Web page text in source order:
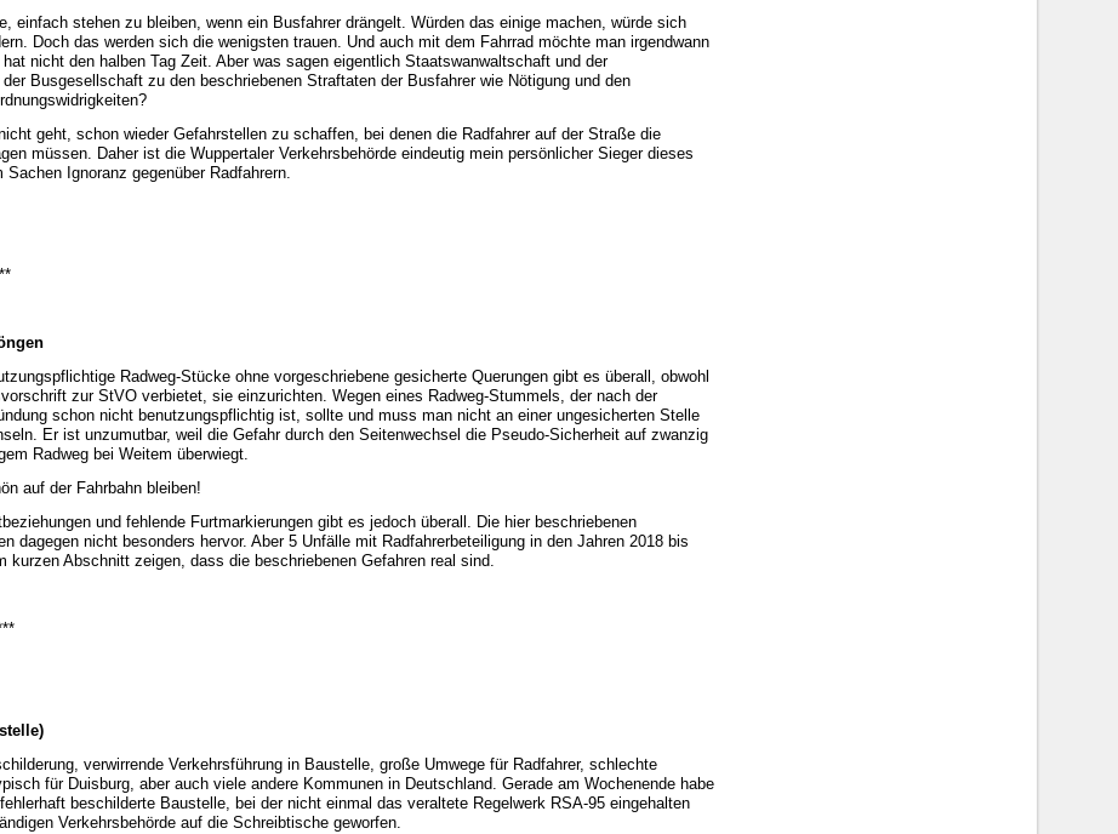
einfach stehen zu bleiben, wenn ein Busfahrer drängelt. Würden das einige machen, würde sich
Doch das werden sich die wenigsten trauen. Und auch mit dem Fahrrad möchte man irgendwann
nicht den halben Tag Zeit. Aber was sagen eigentlich Staatswanwaltschaft und der
der Busgesellschaft zu den beschriebenen Straftaten der Busfahrer wie Nötigung und den
geht, schon wieder Gefahrstellen zu schaffen, bei denen die Radfahrer auf der Straße die
müssen. Daher ist die Wuppertaler Verkehrsbehörde eindeutig mein persönlicher Sieger dieses
Sachen Ignoranz gegenüber Radfahrern.
Radweg-Stücke ohne vorgeschriebene gesicherte Querungen gibt es überall, obwohl
zur StVO verbietet, sie einzurichten. Wegen eines Radweg-Stummels, der nach der
schon nicht benutzungspflichtig ist, sollte und muss man nicht an einer ungesicherten Stelle
Er ist unzumutbar, weil die Gefahr durch den Seitenwechsel die Pseudo-Sicherheit auf zwanzig
Radweg bei Weitem überwiegt.
auf der Fahrbahn bleiben!
und fehlende Furtmarkierungen gibt es jedoch überall. Die hier beschriebenen
dagegen nicht besonders hervor. Aber 5 Unfälle mit Radfahrerbeteiligung in den Jahren 2018 bis
kurzen Abschnitt zeigen, dass die beschriebenen Gefahren real sind.
verwirrende Verkehrsführung in Baustelle, große Umwege für Radfahrer, schlechte
für Duisburg, aber auch viele andere Kommunen in Deutschland. Gerade am Wochenende habe
beschilderte Baustelle, bei der nicht einmal das veraltete Regelwerk RSA-95 eingehalten
Verkehrsbehörde auf die Schreibtische geworfen.